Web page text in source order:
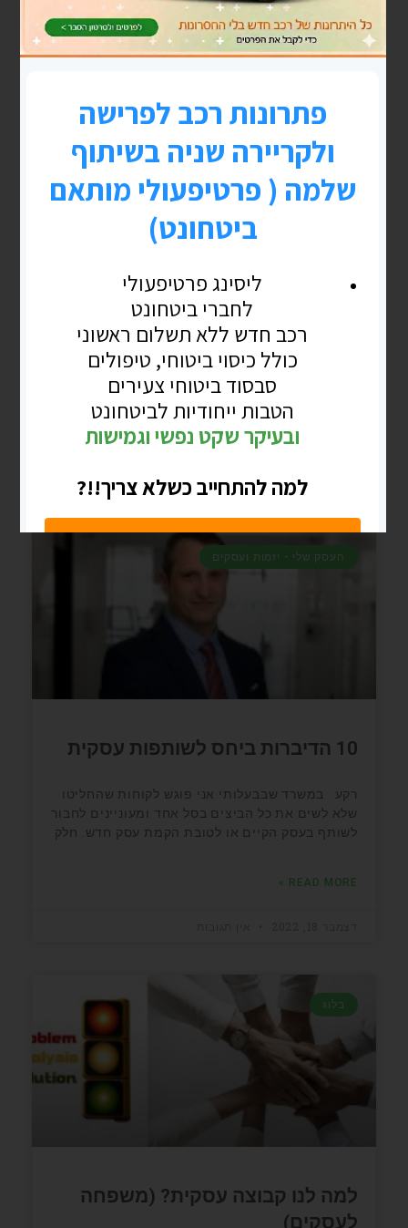
מרשת מזכה (זכיינות)
רקע רכישת זיכיון מרשת מזכה היא לרוב עסקה גדולה
ומשמעותית, שיכולה להיות מעולה אך גם הפסדית.
ליווי בעלי רשתות זכיינות ואנשי עסקים במכירת
וברכישת זיכיונות
READ MORE »
העסק שלי - יזמות ועסקים
10 הדיברות ביחס לשותפות עסקית
רקע במשרד שבבעלותי אני פוגש לקוחות שהחליטו
שלא לשים את כל הביצים בסל אחד ומעוניינים לחבור
לשותף בעסק הקיים או לטובת הקמת עסק חדש. חלק
READ MORE »
בלוג
למה לנו קבוצה עסקית? (משפחה
לעסקים)